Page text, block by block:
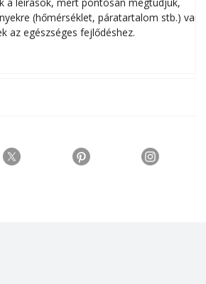
a leírások, mert pontosan megtudjuk,
(hőmérséklet, páratartalom stb.) van
az egészséges fejlődéshez.